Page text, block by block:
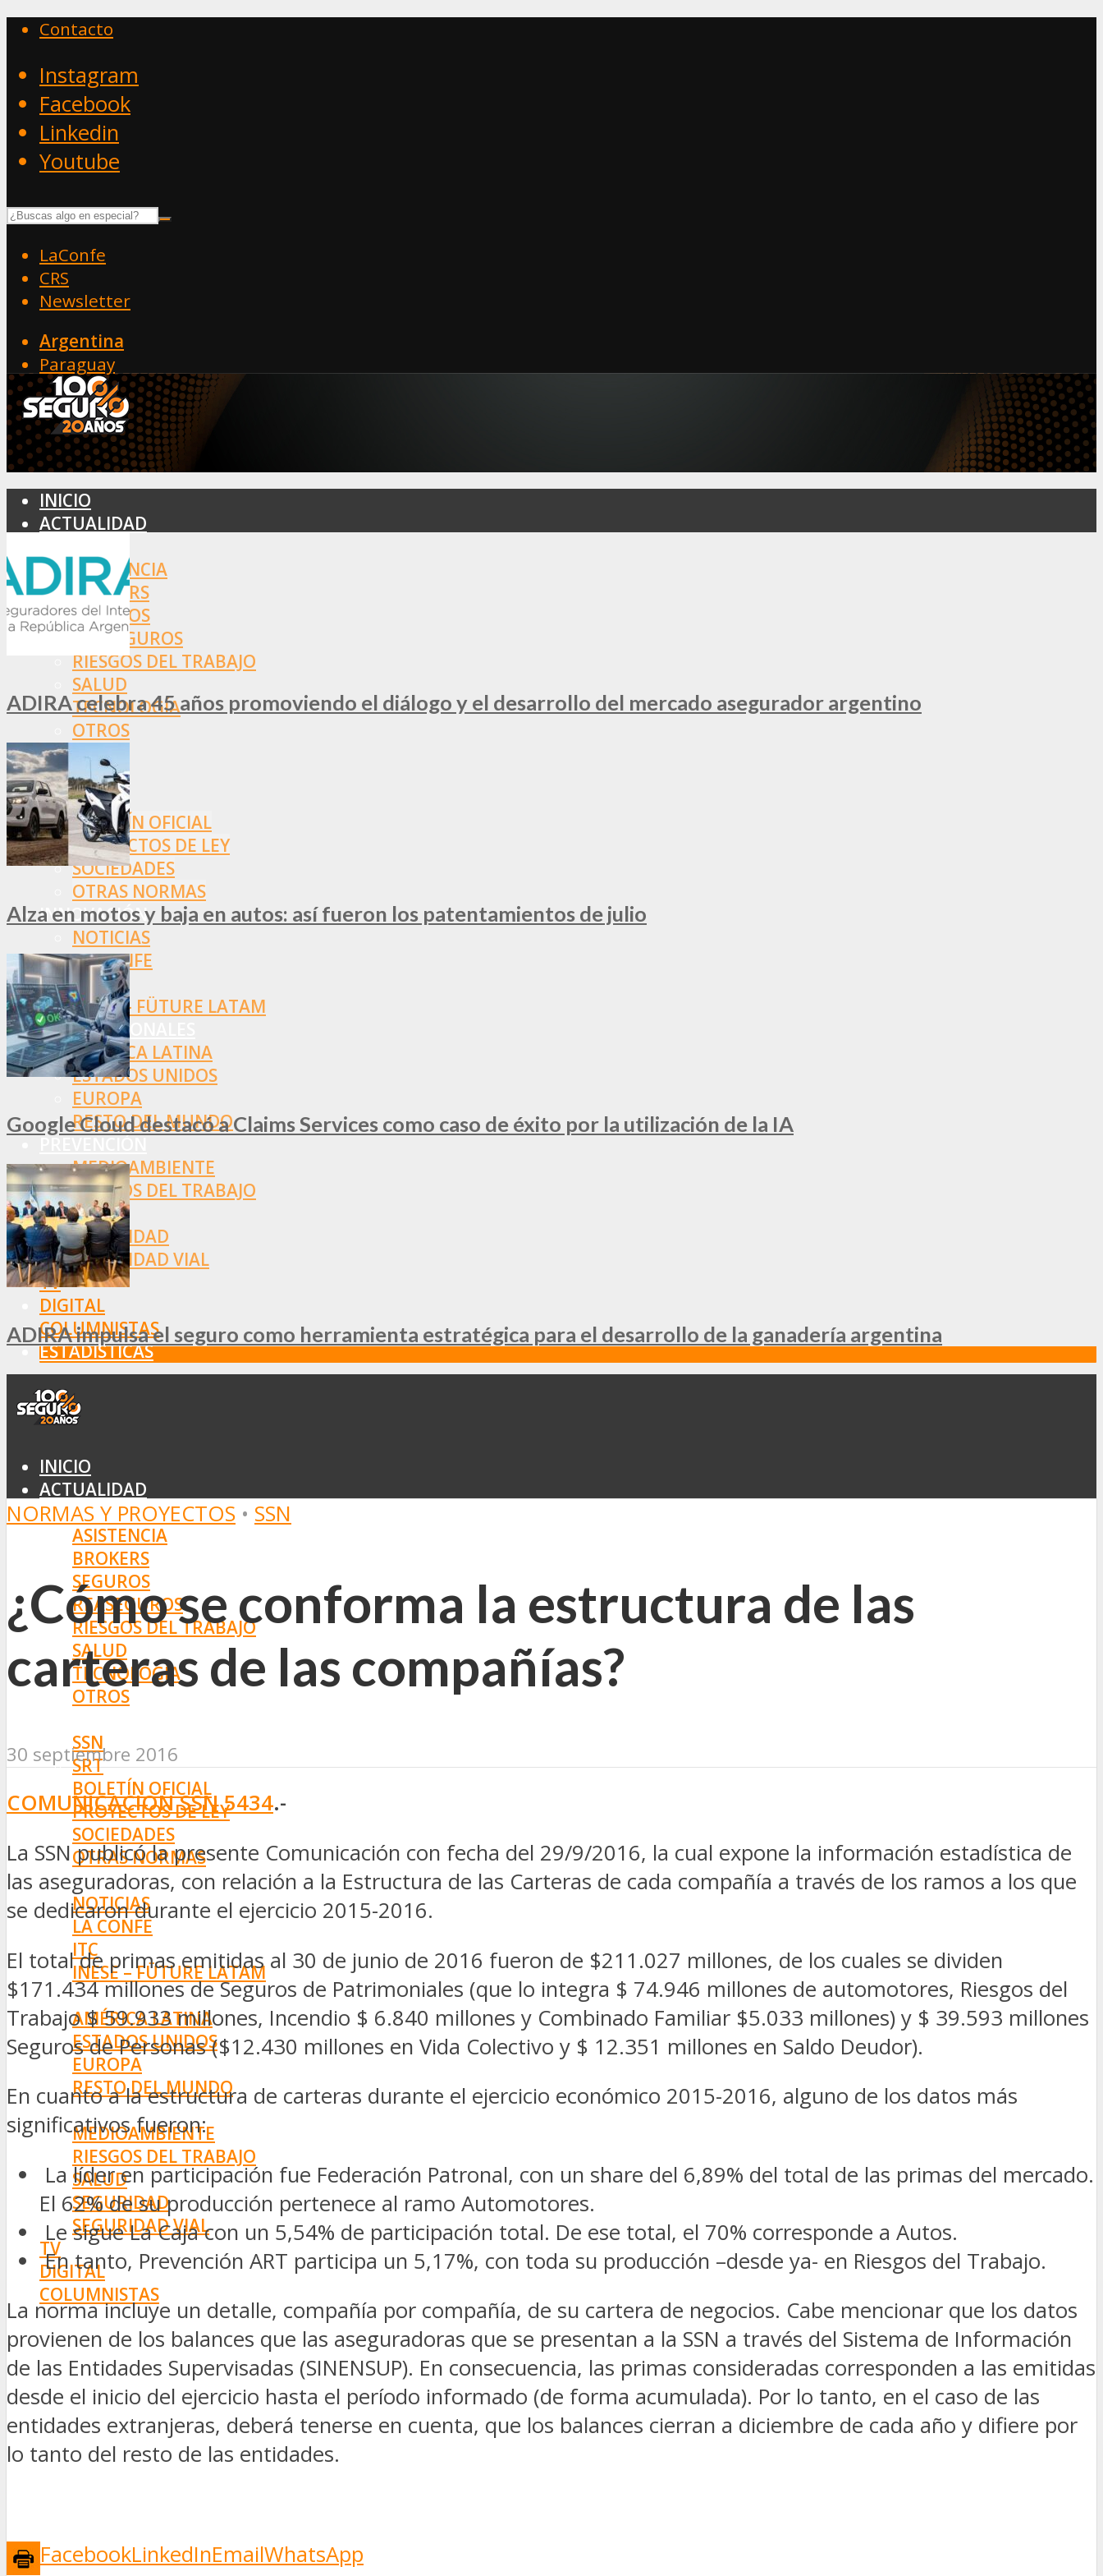
Contacto
Instagram
Facebook
Linkedin
Youtube
LaConfe
CRS
Newsletter
Argentina
Paraguay
INICIO
ACTUALIDAD
ASISTENCIA
BROKERS
SEGUROS
REASEGUROS
RIESGOS DEL TRABAJO
SALUD
TECNOLOGÍA
OTROS
NORMAS
SSN
SRT
BOLETÍN OFICIAL
PROYECTOS DE LEY
SOCIEDADES
OTRAS NORMAS
INNOVACIÓN
NOTICIAS
LA CONFE
ITC
INESE – FÜTURE LATAM
INTERNACIONALES
AMÉRICA LATINA
ESTADOS UNIDOS
EUROPA
RESTO DEL MUNDO
MEDIOAMBIENTE
RIESGOS DEL TRABAJO
SALUD
SEGURIDAD
SEGURIDAD VIAL
TV
DIGITAL
COLUMNISTAS
ESTADÍSTICAS
ADIRA celebra 45 años promoviendo el diálogo y el desarrollo del mercado asegurador argentino
Alza en motos y baja en autos: así fueron los patentamientos de julio
Google Cloud destacó a Claims Services como caso de éxito por la utilización de la IA
ADIRA impulsa el seguro como herramienta estratégica para el desarrollo de la ganadería argentina
INICIO
ACTUALIDAD
MERCADO
ASISTENCIA
BROKERS
SEGUROS
REASEGUROS
RIESGOS DEL TRABAJO
SALUD
TECNOLOGÍA
OTROS
SSN
SRT
BOLETÍN OFICIAL
PROYECTOS DE LEY
SOCIEDADES
OTRAS NORMAS
INNOVACIÓN
NOTICIAS
LA CONFE
ITC
INESE – FÜTURE LATAM
INTERNACIONALES
AMÉRICA LATINA
ESTADOS UNIDOS
EUROPA
RESTO DEL MUNDO
PREVENCIÓN
MEDIOAMBIENTE
RIESGOS DEL TRABAJO
SALUD
SEGURIDAD
SEGURIDAD VIAL
TV
DIGITAL
COLUMNISTAS
ESTADÍSTICAS
NORMAS Y PROYECTOS • SSN
¿Cómo se conforma la estructura de las
carteras de las compañías?
30 septiembre 2016
COMUNICACION SSN 5434.-
La SSN publicó la presente Comunicación con fecha del 29/9/2016, la cual expone la información estadística de
las aseguradoras, con relación a la Estructura de las Carteras de cada compañía a través de los ramos a los que
se dedicaron durante el ejercicio 2015-2016.
El total de primas emitidas al 30 de junio de 2016 fueron de $211.027 millones, de los cuales se dividen
$171.434 millones de Seguros de Patrimoniales (que lo integra $ 74.946 millones de automotores, Riesgos del
Trabajo $ 59.933 millones, Incendio $ 6.840 millones y Combinado Familiar $5.033 millones) y $ 39.593 millones
Seguros de Personas ($12.430 millones en Vida Colectivo y $ 12.351 millones en Saldo Deudor).
En cuanto a la estructura de carteras durante el ejercicio económico 2015-2016, alguno de los datos más
significativos fueron:
La líder en participación fue Federación Patronal, con un share del 6,89% del total de las primas del mercado.
El 62% de su producción pertenece al ramo Automotores.
Le sigue La Caja con un 5,54% de participación total. De ese total, el 70% corresponde a Autos.
En tanto, Prevención ART participa un 5,17%, con toda su producción –desde ya- en Riesgos del Trabajo.
La norma incluye un detalle, compañía por compañía, de su cartera de negocios. Cabe mencionar que los datos
provienen de los balances que las aseguradoras que se presentan a la SSN a través del Sistema de Información
de las Entidades Supervisadas (SINENSUP). En consecuencia, las primas consideradas corresponden a las emitidas
desde el inicio del ejercicio hasta el período informado (de forma acumulada). Por lo tanto, en el caso de las
entidades extranjeras, deberá tenerse en cuenta, que los balances cierran a diciembre de cada año y difiere por
lo tanto del resto de las entidades.
FacebookLinkedInEmailWhatsApp